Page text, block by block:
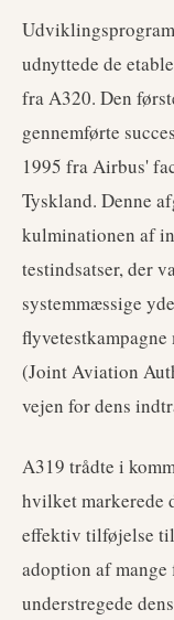
udnyttede de
fra A320. Den
gennemførte
1995 fra Airbus'
Tyskland. Denne
kulminationen af
testindsatser, der
systemmæssige
(Joint Aviation
vejen for dens
A319 trådte i
hvilket markerede
effektiv tilføjelse
adoption af mange
understregede